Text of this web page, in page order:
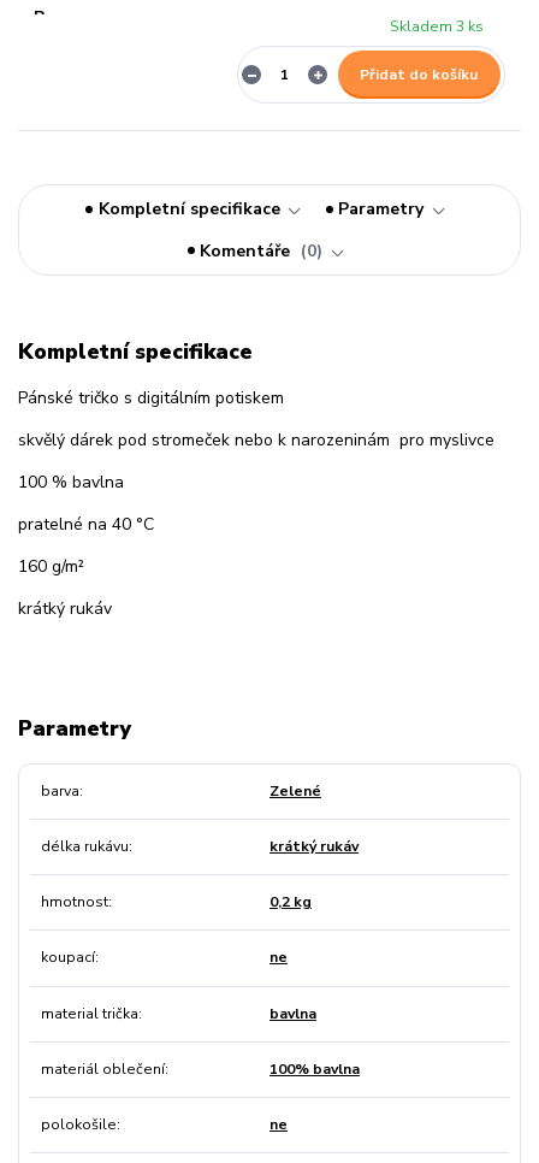
Skladem 3 ks
Přidat do košíku
Kompletní specifikace
Parametry
Komentáře
0
Kompletní specifikace
Pánské tričko s digitálním potiskem
skvělý dárek pod stromeček nebo k narozeninám pro myslivce
100 % bavlna
pratelné na 40 °C
160 g/m²
krátký rukáv
Parametry
barva Zelené
délka rukávu krátký rukáv
hmotnost 0,2 kg
koupací ne
material trička bavlna
materiál oblečení 100% bavlna
polokošile ne